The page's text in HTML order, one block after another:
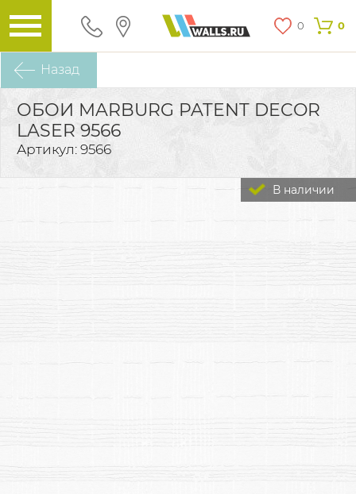
0 0
Назад
ОБОИ MARBURG PATENT DECOR
LASER 9566
Артикул: 9566
В наличии